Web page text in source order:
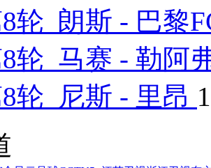
轮 朗斯 - 巴黎
轮 马赛 - 勒阿
轮 尼斯 - 里昂